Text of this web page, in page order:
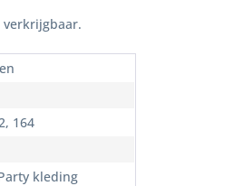
164
kleding